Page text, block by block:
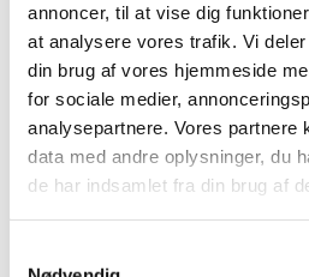
annoncer, til at vise dig
at analysere vores trafik. Vi
din brug af vores hjemmeside
for sociale medier,
analysepartnere. Vores partnere
data med andre oplysninger, du
de har indsamlet fra din brug af
Maler til erhverv
Indvendigt
Udvendigt
Referencer
Om os